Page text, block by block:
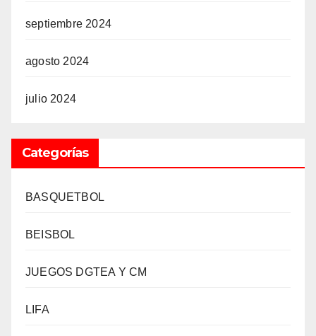
septiembre 2024
agosto 2024
julio 2024
Categorías
BASQUETBOL
BEISBOL
JUEGOS DGTEA Y CM
LIFA